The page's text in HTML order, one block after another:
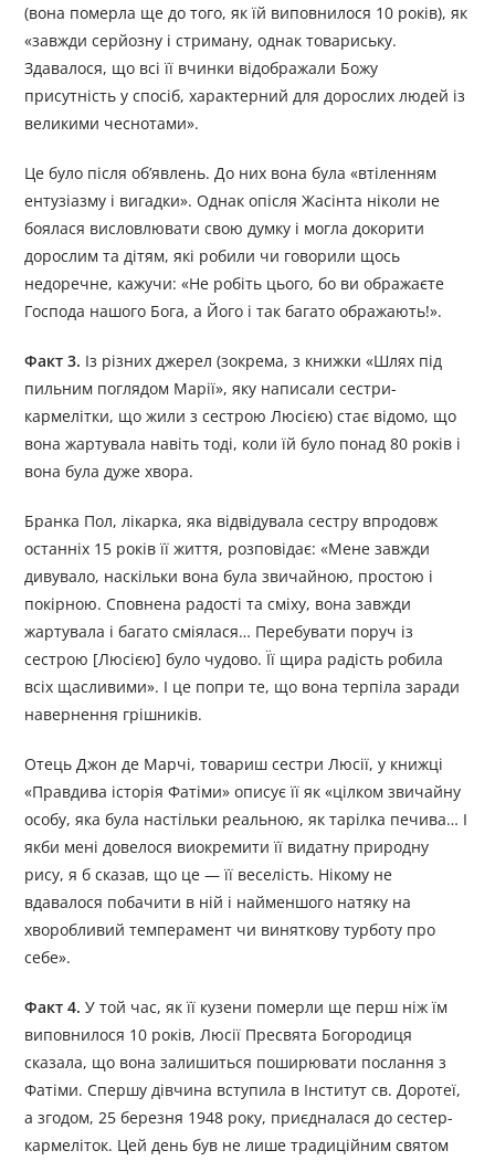
(вона померла ще до того, як їй виповнилося 10 років), як
«завжди серйозну і стриману, однак товариську.
Здавалося, що всі її вчинки відображали Божу
присутність у спосіб, характерний для дорослих людей із
великими чеснотами».
Це було після об’явлень. До них вона була «втіленням
ентузіазму і вигадки». Однак опісля Жасінта ніколи не
боялася висловлювати свою думку і могла докорити
дорослим та дітям, які робили чи говорили щось
недоречне, кажучи: «Не робіть цього, бо ви ображаєте
Господа нашого Бога, а Його і так багато ображають!».
Факт 3. Із різних джерел (зокрема, з книжки «Шлях під
пильним поглядом Марії», яку написали сестри-
кармелітки, що жили з сестрою Люсією) стає відомо, що
вона жартувала навіть тоді, коли їй було понад 80 років і
вона була дуже хвора.
Бранка Пол, лікарка, яка відвідувала сестру впродовж
останніх 15 років її життя, розповідає: «Мене завжди
дивувало, наскільки вона була звичайною, простою і
покірною. Сповнена радості та сміху, вона завжди
жартувала і багато сміялася… Перебувати поруч із
сестрою [Люсією] було чудово. Її щира радість робила
всіх щасливими». І це попри те, що вона терпіла заради
навернення грішників.
Отець Джон де Марчі, товариш сестри Люсії, у книжці
«Правдива історія Фатіми» описує її як «цілком звичайну
особу, яка була настільки реальною, як тарілка печива… І
якби мені довелося виокремити її видатну природну
рису, я б сказав, що це — її веселість. Нікому не
вдавалося побачити в ній і найменшого натяку на
хворобливий темперамент чи виняткову турботу про
себе».
Факт 4. У той час, як її кузени померли ще перш ніж їм
виповнилося 10 років, Люсії Пресвята Богородиця
сказала, що вона залишиться поширювати послання з
Фатіми. Спершу дівчина вступила в Інститут св. Доротеї,
а згодом, 25 березня 1948 року, приєдналася до сестер-
кармеліток. Цей день був не лише традиційним святом